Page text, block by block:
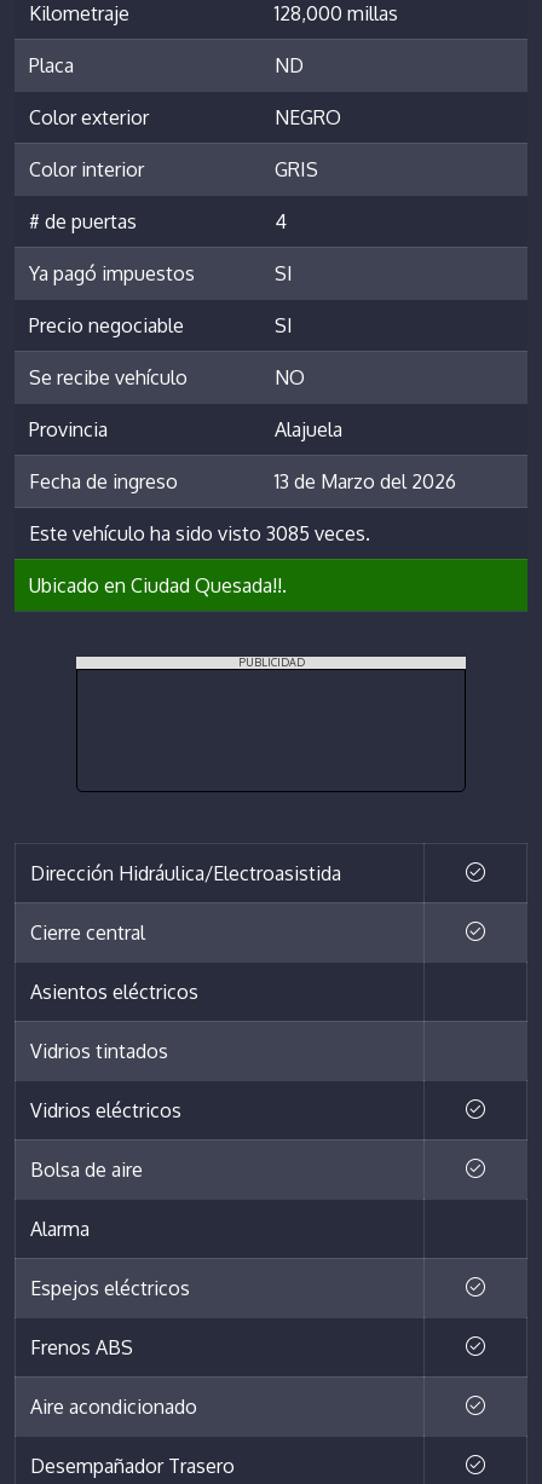
Kilometraje 128,000 millas
Placa ND
Color exterior NEGRO
Color interior GRIS
# de puertas 4
Ya pagó impuestos SI
Precio negociable SI
Se recibe vehículo NO
Provincia Alajuela
Fecha de ingreso 13 de Marzo del 2026
Este vehículo ha sido visto 3085 veces.
Ubicado en Ciudad Quesada!!.
PUBLICIDAD
Dirección Hidráulica/Electroasistida
Cierre central
Asientos eléctricos
Vidrios tintados
Vidrios eléctricos
Bolsa de aire
Alarma
Espejos eléctricos
Frenos ABS
Aire acondicionado
Desempañador Trasero